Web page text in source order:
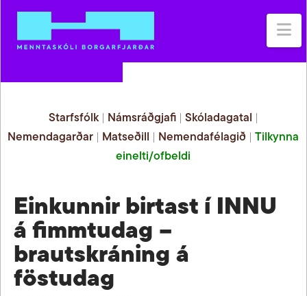
Starfsfólk| Námsráðgjafi| Skóladagatal
Nemendagarðar
Matseðill Nemendafélagið |Tilkynna
einelti/ofbeldi
Einkunnir birtast í INNU
á fimmtudag –
brautskráning á
föstudag